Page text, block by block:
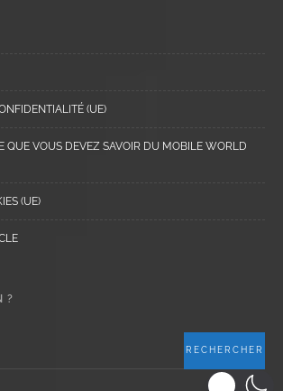
(UE)
QUE VOUS DEVEZ SAVOIR DU MOBILE WORLD
(UE)
?